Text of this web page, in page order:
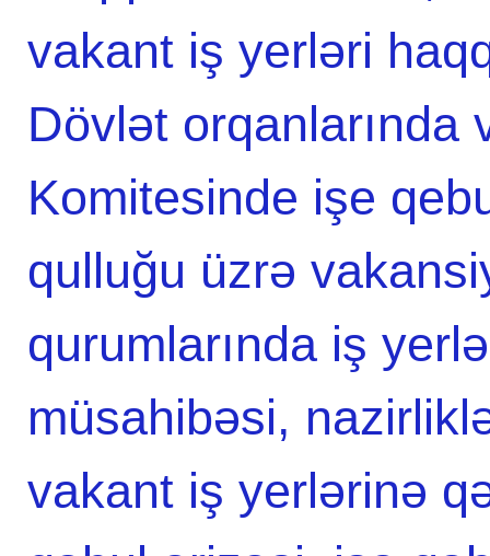
vakant iş yerləri
Dövlət orqanlarında
Komitesinde işe
qulluğu üzrə
qurumlarında iş
müsahibəsi,
vakant iş yerlərinə